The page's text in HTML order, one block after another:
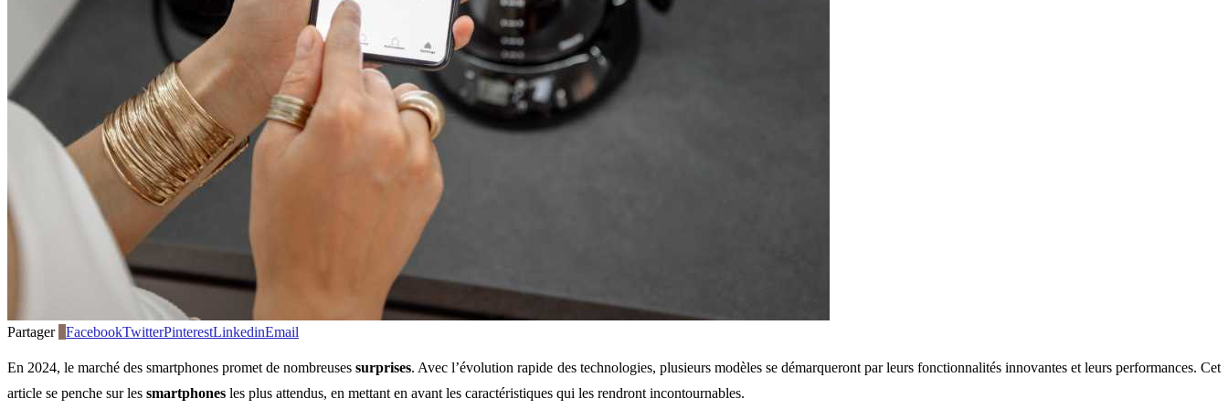
Partager FacebookTwitterPinterestLinkedinEmail
En 2024, le marché des smartphones promet de nombreusessurprises. Avec l’évolution rapide des technologies, plusieurs modèles se démarqueront par leurs fonctionnalités innovantes et leurs performances. Cet
article se penche sur les smartphones les plus attendus, en mettant en avant les caractéristiques qui les rendront incontournables.